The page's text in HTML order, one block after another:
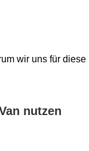
wir uns für diese
nutzen